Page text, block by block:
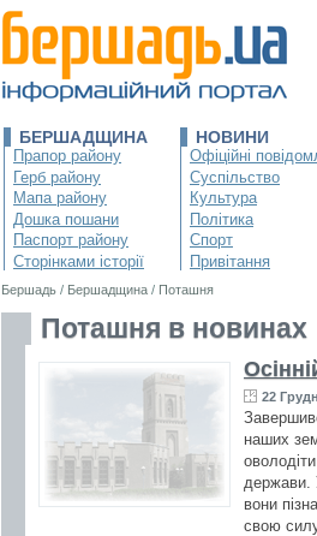
БЕРШАДЩИНА
Прапор району
Герб району
Мапа району
Дошка пошани
Паспорт району
Сторінками історії
НОВИНИ
Офіційні
Суспільство
Культура
Політика
Спорт
Привітання
Бершадь / Бершадщина / Поташня
Поташня в новинах
22
наших
держави.
вони
свою